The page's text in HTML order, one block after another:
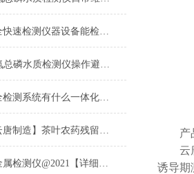
食品安全快速检测仪器设备能检什么？一张表说清适用范围
COD氨氮总磷水质检测仪操作避坑指南：这几个步骤直接影响数据准确性
食品安全检测系统有什么一体化配置·2023仪器仪表推荐·山东云唐
2022【云唐制造】茶叶农药残留检测仪多少钱一台@山东云唐仪器仪表制造
大米重金属检测仪@2021【详细版本】@专业检测大米重金属仪器仪表
产
云
诱导期